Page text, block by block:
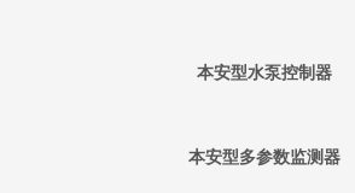
本安型水泵控制器
本安型多参数监测器